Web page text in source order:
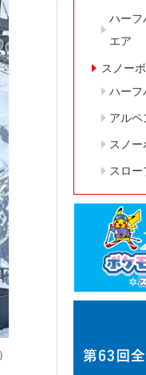
ハーフ
エア
スノー
ハーフ
アルペ
スノー
スロー